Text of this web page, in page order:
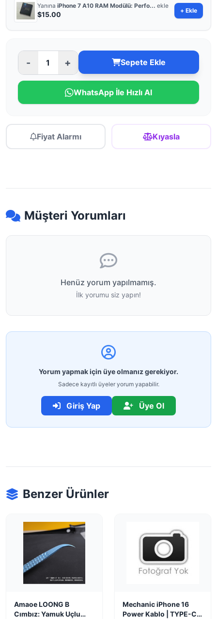
Yanına iPhone 7 A10 RAM Modülü: Perfo... ekle
$15.00 + Ekle
- + Sepete Ekle
WhatsApp İle Hızlı Al
Fiyat Alarmı Kıyasla
Müşteri Yorumları
Henüz yorum yapılmamış.
İlk yorumu siz yapın!
Yorum yapmak için üye olmanız gerekiyor.
Sadece kayıtlı üyeler yorum yapabilir.
Giriş Yap Üye Ol
Benzer Ürünler
Amaoe LOONG B
Cımbız: Yamuk Uçlu
Mechanic iPhone 16
Power Kablo | TYPE-C